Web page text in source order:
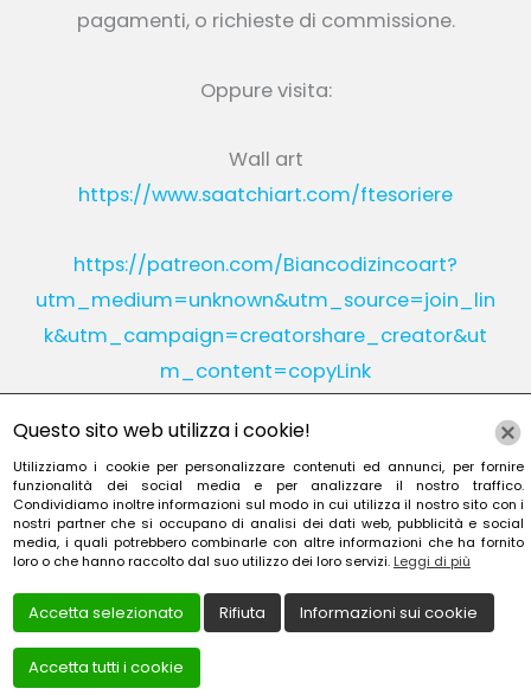
pagamenti, o richieste di commissione.
Oppure visita:
Wall art
https://www.saatchiart.com/ftesoriere
https://patreon.com/Biancodizincoart?
utm_medium=unknown&utm_source=join_lin
k&utm_campaign=creatorshare_creator&ut
m_content=copyLink
Instagram Linkedin
YouTube Patreon
Questo sito web utilizza i cookie!
Utilizziamo i cookie per personalizzare contenuti ed annunci, per fornire
funzionalità dei social media e per analizzare il nostro traffico.
Condividiamo inoltre informazioni sul modo in cui utilizza il nostro sito con i
nostri partner che si occupano di analisi dei dati web, pubblicità e social
media, i quali potrebbero combinarle con altre informazioni che ha fornito
loro o che hanno raccolto dal suo utilizzo dei loro servizi. Leggi di più
Accetta selezionato Rifiuta Informazioni sui cookie
Accetta tutti i cookie